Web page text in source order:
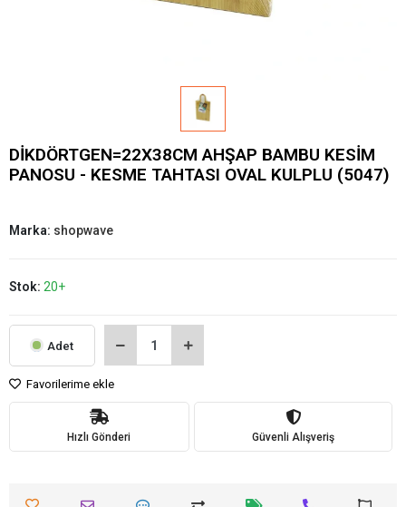
DİKDÖRTGEN=22X38CM AHŞAP BAMBU KESİM
PANOSU - KESME TAHTASI OVAL KULPLU (5047)
Marka: shopwave
Stok: 20+
Adet
Favorilerime ekle
Hızlı Gönderi Güvenli Alışveriş